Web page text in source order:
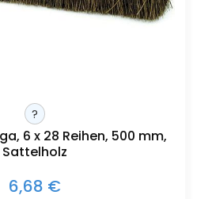
?
6 x 28 Reihen, 500 mm,
Sattelholz
6,68 €